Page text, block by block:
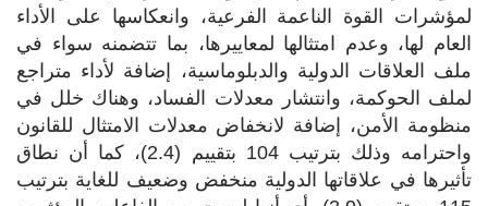
لمؤشرات القوة الناعمة الفرعية، وانعكاسها على الأداء
العام لها، وعدم امتثالها لمعاييرها، بما تتضمنه سواء في
ملف العلاقات الدولية والدبلوماسية، إضافة لأداء متراجع
لملف الحوكمة، وانتشار معدلات الفساد، وهناك خلل في
منظومة الأمن، إضافة لانخفاض معدلات الامتثال للقانون
واحترامه وذلك بترتيب 104 بتقييم (2.4)، كما أن نطاق
تأثيرها في علاقاتها الدولية منخفض وضعيف للغاية بترتيب